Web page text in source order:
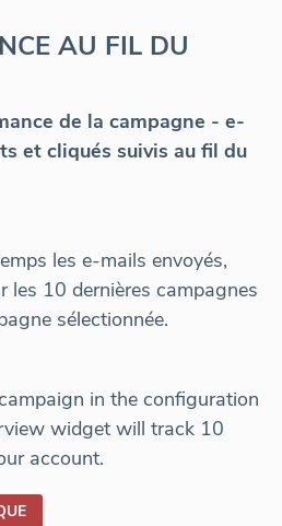
AU FIL DU
de la campagne - e-
et cliqués suivis au fil du
les e-mails envoyés,
les 10 dernières campagnes
sélectionnée.
in the configuration
widget will track 10
account.